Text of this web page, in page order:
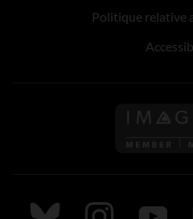
Politique relative
Suivez nous sur Bluesky
Suivez nous
Suivez